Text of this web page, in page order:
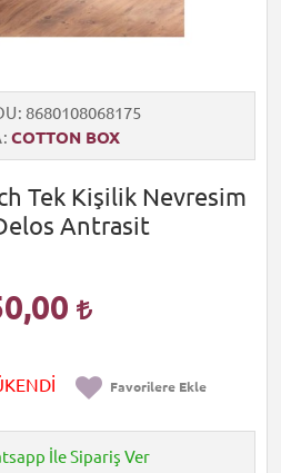
8680108068175
COTTON BOX
Tek Kişilik Nevresim
Antrasit
Favorilere Ekle
İle Sipariş Ver